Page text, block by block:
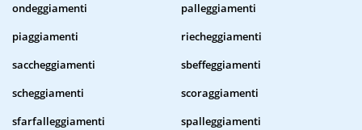
ondeggiamenti
palleggiamenti
piaggiamenti
riecheggiamenti
saccheggiamenti
sbeffeggiamenti
scheggiamenti
scoraggiamenti
sfarfalleggiamenti
spalleggiamenti